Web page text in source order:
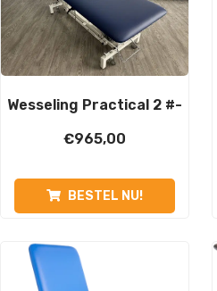
Wesseling Practical 2 #-
€965,00
BESTEL NU!